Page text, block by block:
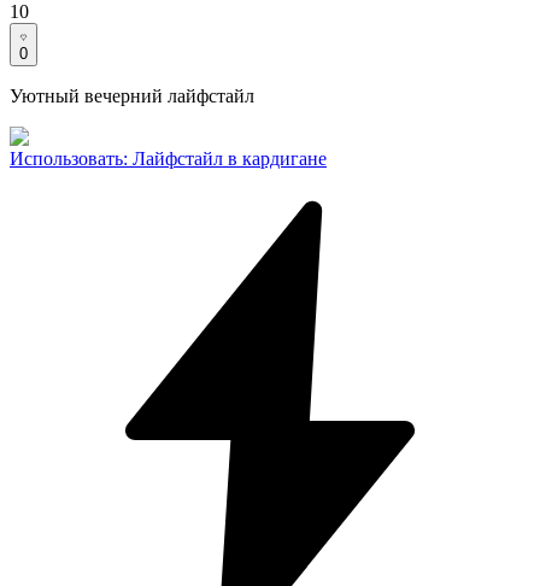
10
0
Уютный вечерний лайфстайл
Использовать: Лайфстайл в кардигане